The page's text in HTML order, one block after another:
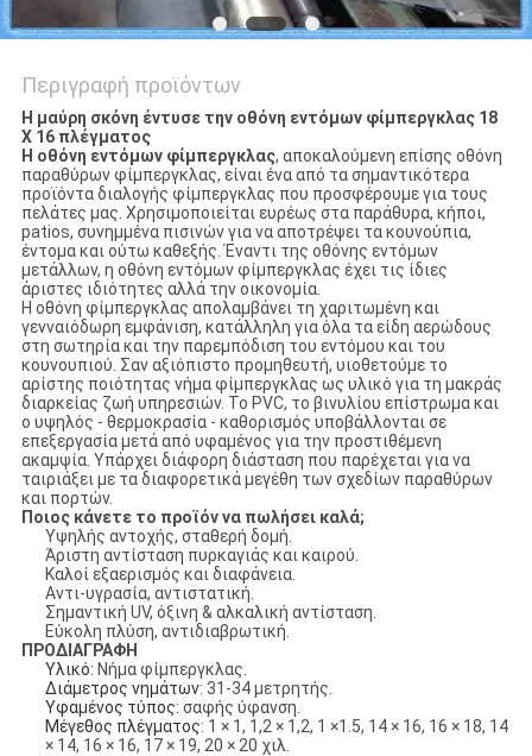
Περιγραφή προϊόντων
Η μαύρη σκόνη έντυσε την οθόνη εντόμων φίμπεργκλας 18
X 16 πλέγματος
Η οθόνη εντόμων φίμπεργκλας, αποκαλούμενη επίσης οθόνη
παραθύρων φίμπεργκλας, είναι ένα από τα σημαντικότερα
προϊόντα διαλογής φίμπεργκλας που προσφέρουμε για τους
πελάτες μας. Χρησιμοποιείται ευρέως στα παράθυρα, κήποι,
patios, συνημμένα πισινών για να αποτρέψει τα κουνούπια,
έντομα και ούτω καθεξής. Έναντι της οθόνης εντόμων
μετάλλων, η οθόνη εντόμων φίμπεργκλας έχει τις ίδιες
άριστες ιδιότητες αλλά την οικονομία.
Η οθόνη φίμπεργκλας απολαμβάνει τη χαριτωμένη και
γενναιόδωρη εμφάνιση, κατάλληλη για όλα τα είδη αερώδους
στη σωτηρία και την παρεμπόδιση του εντόμου και του
κουνουπιού. Σαν αξιόπιστο προμηθευτή, υιοθετούμε το
αρίστης ποιότητας νήμα φίμπεργκλας ως υλικό για τη μακράς
διαρκείας ζωή υπηρεσιών. Το PVC, το βινυλίου επίστρωμα και
ο υψηλός - θερμοκρασία - καθορισμός υποβάλλονται σε
επεξεργασία μετά από υφαμένος για την προστιθέμενη
ακαμψία. Υπάρχει διάφορη διάσταση που παρέχεται για να
ταιριάξει με τα διαφορετικά μεγέθη των σχεδίων παραθύρων
και πορτών.
Ποιος κάνετε το προϊόν να πωλήσει καλά;
Υψηλής αντοχής, σταθερή δομή.
Άριστη αντίσταση πυρκαγιάς και καιρού.
Καλοί εξαερισμός και διαφάνεια.
Αντι-υγρασία, αντιστατική.
Σημαντική UV, όξινη & αλκαλική αντίσταση.
Εύκολη πλύση, αντιδιαβρωτική.
ΠΡΟΔΙΑΓΡΑΦΗ
Υλικό: Νήμα φίμπεργκλας.
Διάμετρος νημάτων: 31-34 μετρητής.
Υφαμένος τύπος: σαφής ύφανση.
Μέγεθος πλέγματος: 1 × 1, 1,2 × 1,2, 1 ×1.5, 14 × 16, 16 × 18, 14
× 14, 16 × 16, 17 × 19, 20 × 20 χιλ.